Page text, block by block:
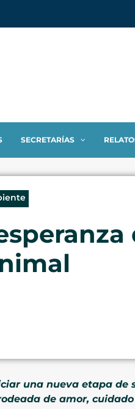
SECRETARÍAS
una nueva etapa
de amor,